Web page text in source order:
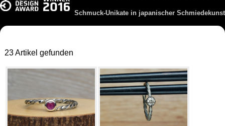
Schmuck-Unikate in japanischer Schmiedekunst
23 Artikel gefunden